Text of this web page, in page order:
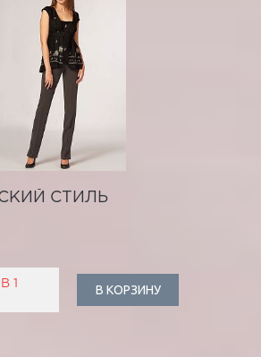
СТИЛЬ
1
В КОРЗИНУ